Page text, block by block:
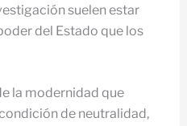
suelen estar
del Estado que los
la modernidad que
de neutralidad,